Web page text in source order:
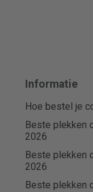
Informatie
Hoe bestel je
Beste plekken
2026
Beste plekken
2026
Beste plekken